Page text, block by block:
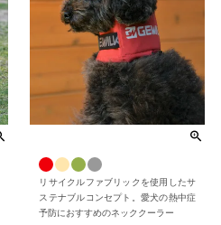
リサイクルファブリックを使用したサ
ステナブルコンセプト。愛犬の熱中症
予防におすすめのネッククーラー